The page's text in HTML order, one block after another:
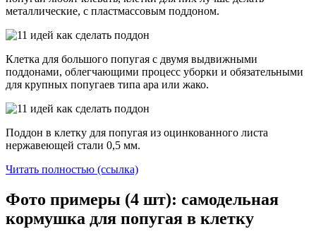
металлические, с пластмассовым поддоном.
Клетка для большого попугая с двумя выдвижными
поддонами, облегчающими процесс уборки и обязательными
для крупных попугаев типа ара или жако.
Поддон в клетку для попугая из оцинкованного листа
нержавеющей стали 0,5 мм.
Читать полностью (ссылка)
Фото примеры (4 шт): самодельная
кормушка для попугая в клетку